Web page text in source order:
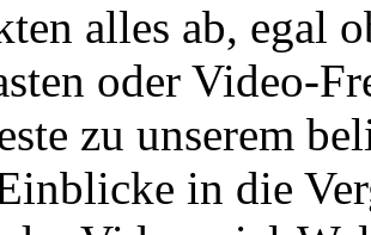
alles ab, egal
oder Video-
zu unserem
in die